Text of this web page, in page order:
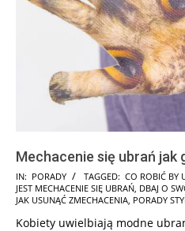
Mechacenie się ubrań jak
2025-
07-
IN: PORADY TAGGED: CO ROBIĆ BY
JEST MECHACENIE SIĘ UBRAŃ DBAJ O
JAK USUNĄĆ ZMECHACENIA PORADY
Kobiety uwielbiają modne